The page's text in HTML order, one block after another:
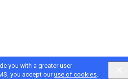
you with a greater user
you accept ouruse of cookies.